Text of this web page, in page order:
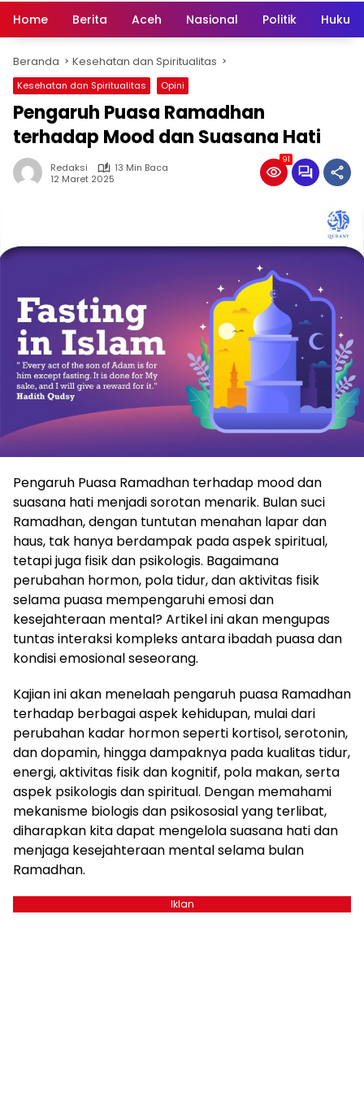
Home Berita Aceh Nasional Politik
Beranda Kesehatan dan Spiritualitas
Kesehatan dan Spiritualitas Opini
Pengaruh Puasa Ramadhan
terhadap Mood dan Suasana Hati
Redaksi
13 Min Baca
12 Maret 2025
91
Pengaruh Puasa Ramadhan terhadap mood dan
suasana hati menjadi sorotan menarik. Bulan suci
Ramadhan, dengan tuntutan menahan lapar dan
haus, tak hanya berdampak pada aspek spiritual,
tetapi juga fisik dan psikologis. Bagaimana
perubahan hormon, pola tidur, dan aktivitas fisik
selama puasa mempengaruhi emosi dan
kesejahteraan mental? Artikel ini akan mengupas
tuntas interaksi kompleks antara ibadah puasa dan
kondisi emosional seseorang.
Kajian ini akan menelaah pengaruh puasa Ramadhan
terhadap berbagai aspek kehidupan, mulai dari
perubahan kadar hormon seperti kortisol, serotonin,
dan dopamin, hingga dampaknya pada kualitas tidur,
energi, aktivitas fisik dan kognitif, pola makan, serta
aspek psikologis dan spiritual. Dengan memahami
mekanisme biologis dan psikososial yang terlibat,
diharapkan kita dapat mengelola suasana hati dan
menjaga kesejahteraan mental selama bulan
Ramadhan.
Iklan